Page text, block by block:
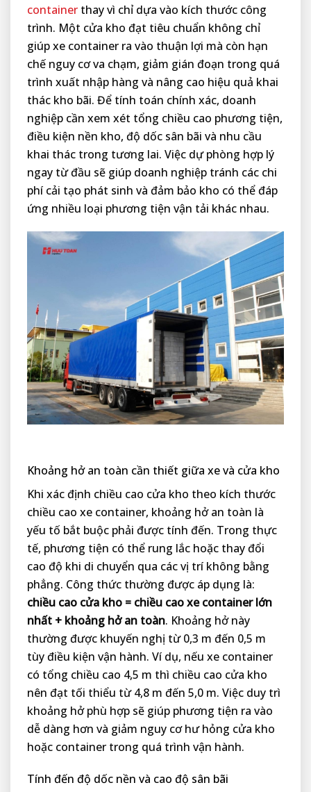
container thay vì chỉ dựa vào kích thước công
trình. Một cửa kho đạt tiêu chuẩn không chỉ
giúp xe container ra vào thuận lợi mà còn hạn
chế nguy cơ va chạm, giảm gián đoạn trong quá
trình xuất nhập hàng và nâng cao hiệu quả khai
thác kho bãi. Để tính toán chính xác, doanh
nghiệp cần xem xét tổng chiều cao phương tiện,
điều kiện nền kho, độ dốc sân bãi và nhu cầu
khai thác trong tương lai. Việc dự phòng hợp lý
ngay từ đầu sẽ giúp doanh nghiệp tránh các chi
phí cải tạo phát sinh và đảm bảo kho có thể đáp
ứng nhiều loại phương tiện vận tải khác nhau.
Khoảng hở an toàn cần thiết giữa xe và cửa kho
Khi xác định chiều cao cửa kho theo kích thước
chiều cao xe container, khoảng hở an toàn là
yếu tố bắt buộc phải được tính đến. Trong thực
tế, phương tiện có thể rung lắc hoặc thay đổi
cao độ khi di chuyển qua các vị trí không bằng
phẳng. Công thức thường được áp dụng là:
chiều cao cửa kho = chiều cao xe container lớn
nhất + khoảng hở an toàn. Khoảng hở này
thường được khuyến nghị từ 0,3 m đến 0,5 m
tùy điều kiện vận hành. Ví dụ, nếu xe container
có tổng chiều cao 4,5 m thì chiều cao cửa kho
nên đạt tối thiểu từ 4,8 m đến 5,0 m. Việc duy trì
khoảng hở phù hợp sẽ giúp phương tiện ra vào
dễ dàng hơn và giảm nguy cơ hư hỏng cửa kho
hoặc container trong quá trình vận hành.
Tính đến độ dốc nền và cao độ sân bãi